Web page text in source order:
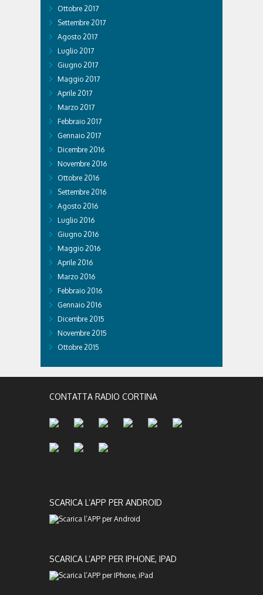
Ottobre 2017
Settembre 2017
Agosto 2017
Luglio 2017
Giugno 2017
Maggio 2017
Aprile 2017
Marzo 2017
Febbraio 2017
Gennaio 2017
Dicembre 2016
Novembre 2016
Ottobre 2016
Settembre 2016
Agosto 2016
Luglio 2016
Giugno 2016
Maggio 2016
Aprile 2016
Marzo 2016
Febbraio 2016
Gennaio 2016
Dicembre 2015
Novembre 2015
Ottobre 2015
CONTATTA RADIO CORTINA
SCARICA L’APP PER ANDROID
SCARICA L’APP PER IPHONE, IPAD